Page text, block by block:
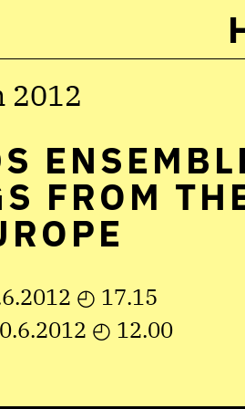
2012
FROM
◴ 17.15
◴ 12.00